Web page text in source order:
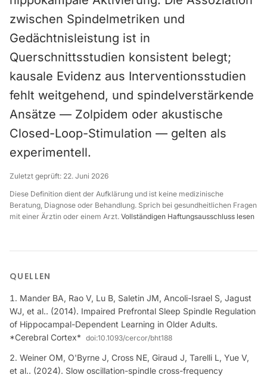
zwischen Spindelmetriken und
Gedächtnisleistung ist in
Querschnittsstudien konsistent belegt;
kausale Evidenz aus Interventionsstudien
fehlt weitgehend, und spindelverstärkende
Ansätze — Zolpidem oder akustische
Closed-Loop-Stimulation — gelten als
experimentell.
Zuletzt geprüft: 22. Juni 2026
Diese Definition dient der Aufklärung und ist keine medizinische
Beratung, Diagnose oder Behandlung. Sprich bei gesundheitlichen Fragen
mit einer Ärztin oder einem Arzt. Vollständigen Haftungsausschluss lesen
QUELLEN
Mander BA, Rao V, Lu B, Saletin JM, Ancoli-Israel S, Jagust
WJ, et al.. (2014). Impaired Prefrontal Sleep Spindle Regulation
of Hippocampal-Dependent Learning in Older Adults.
*Cerebral Cortex* doi:10.1093/cercor/bht188
Weiner OM, O'Byrne J, Cross NE, Giraud J, Tarelli L, Yue V,
et al.. (2024). Slow oscillation-spindle cross-frequency